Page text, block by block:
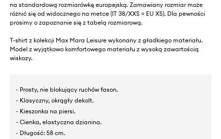
na standardową rozmiarówkę europejską. Zamawiany rozmiar może
różnić się od widocznego na metce (IT 38/XXS = EU XS). Dla pewności
prosimy o zapoznanie się z tabelą rozmiarową.
T-shirt z kolekcji Max Mara Leisure wykonany z gładkiego materiału.
Model z wyjątkowo komfortowego materiału z wysoką zawartością
wiskozy.
- Prosty, nie blokujący ruchów fason.
- Klasyczny, okrągły dekolt.
- Kieszonka na piersi.
- Cienka, elastyczna dzianina.
- Długość: 58 cm.